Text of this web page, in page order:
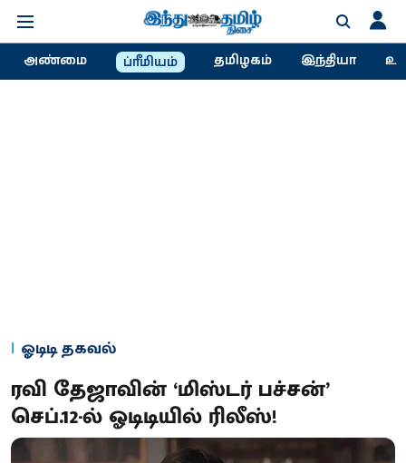
அண்மை ப்ரீமியம் தமிழகம் இந்தியா
ஓடிடி தகவல்
ரவி தேஜாவின் ‘மிஸ்டர் பச்சன்’
செப்.12-ல் ஓடிடியில் ரிலீஸ்!